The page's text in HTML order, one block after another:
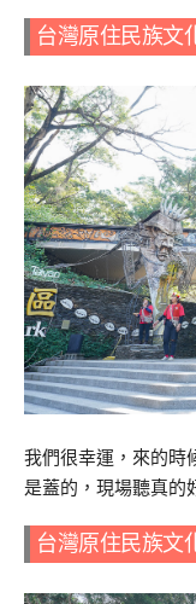
台灣原住民族文
我們很幸運，來的時
是蓋的，現場聽真的
台灣原住民族文